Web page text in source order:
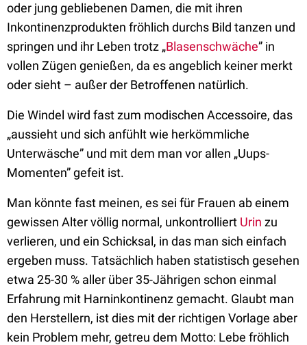
oder jung gebliebenen Damen, die mit ihren
Inkontinenzprodukten fröhlich durchs Bild tanzen und
springen und ihr Leben trotz „Blasenschwäche” in
vollen Zügen genießen, da es angeblich keiner merkt
oder sieht – außer der Betroffenen natürlich.
Die Windel wird fast zum modischen Accessoire, das
„aussieht und sich anfühlt wie herkömmliche
Unterwäsche” und mit dem man vor allen „Uups-
Momenten” gefeit ist.
Man könnte fast meinen, es sei für Frauen ab einem
gewissen Alter völlig normal, unkontrolliert Urin zu
verlieren, und ein Schicksal, in das man sich einfach
ergeben muss. Tatsächlich haben statistisch gesehen
etwa 25-30 % aller über 35-Jährigen schon einmal
Erfahrung mit Harninkontinenz gemacht. Glaubt man
den Herstellern, ist dies mit der richtigen Vorlage aber
kein Problem mehr, getreu dem Motto: Lebe fröhlich